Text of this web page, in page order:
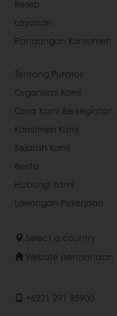
Resep
Layanan
Pandangan Konsumen
Tentang Puratos
Organisasi Kami
Cara Kami Berkegiatan
Komitmen Kami
Sejarah Kami
Berita
Hubungi Kami
Lowongan Pekerjaan
Select a country
Website perusahaan
+6221 291 85900